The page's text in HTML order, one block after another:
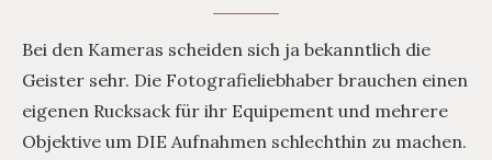
Bei den Kameras scheiden sich ja bekanntlich die
Geister sehr. Die Fotografieliebhaber brauchen einen
eigenen Rucksack für ihr Equipement und mehrere
Objektive um DIE Aufnahmen schlechthin zu machen.